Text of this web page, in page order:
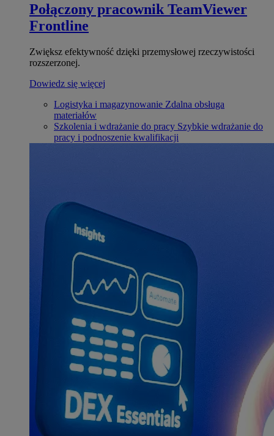
Połączony pracownik TeamViewer
Frontline
Zwiększ efektywność dzięki przemysłowej rzeczywistości
rozszerzonej.
Dowiedz się więcej
Logistyka i magazynowanie Zdalna obsługa
materiałów
Szkolenia i wdrażanie do pracy Szybkie wdrażanie do
pracy i podnoszenie kwalifikacji